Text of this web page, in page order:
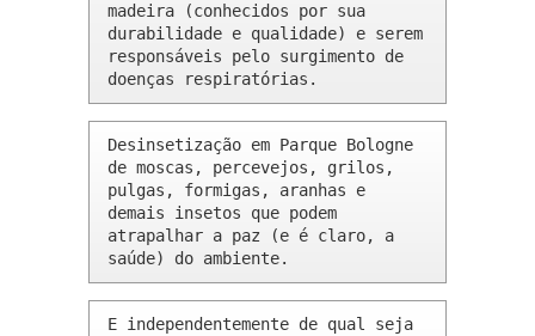
madeira (conhecidos por sua
durabilidade e qualidade) e serem
responsáveis pelo surgimento de
doenças respiratórias.
Desinsetização em Parque Bologne
de moscas, percevejos, grilos,
pulgas, formigas, aranhas e
demais insetos que podem
atrapalhar a paz (e é claro, a
saúde) do ambiente.
E independentemente de qual seja